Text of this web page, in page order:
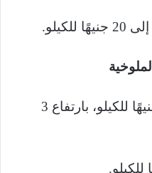
الفاصوليا: من 30 إلى 35 جنيهًا للكيلو، بارتفاع 3